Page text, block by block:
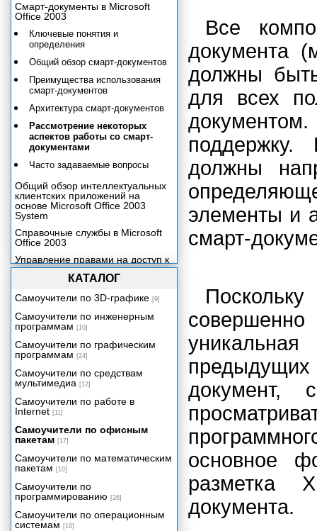
Все
документа
должны
для всех
поддержку.
должны
элементы и
смарт-
предыдущих
документ,
основное
разметка
документа.
Смарт-документы в Microsoft
Office 2003
Ключевые понятия и
определения
Общий обзор смарт-документов
Преимущества использования
смарт-документов
Архитектура смарт-документов
Рассмотрение некоторых
аспектов работы со смарт-
документами
Часто задаваемые вопросы
Общий обзор интеллектуальных
клиентских приложений на
основе Microsoft Office 2003
System
Справочные службы в Microsoft
Office 2003
Управление правами на доступ к
данным в Microsoft Office 2003
InfoPath 2003
Архивация и восстановление
веб-узлов Windows SharePoint
Services
Защита информации в Microsoft
Office 2003 с помощью служб
RMS и IRM
Улучшения безопасности Office
2003
Использование FrontPage 2003
для разработки индивидуальных
веб-узлов
КАТАЛОГ
Самоучители по 3D-графике [9]
Самоучители по инженерным
программам [10]
Самоучители по графическим
программам [24]
Самоучители по средствам
мультимедиа [12]
Самоучители по работе в
Internet [11]
Самоучители по офисным
пакетам [17]
Самоучители по математическим
пакетам [10]
Самоучители по
программированию [26]
Самоучители по операционным
системам [16]